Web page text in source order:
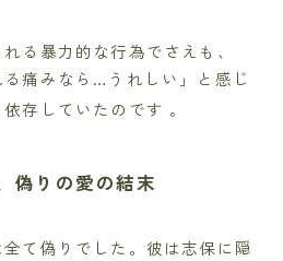
る暴力的な行為でさえも、
る痛みなら…うれしい」と感じ
存していたのです 。
偽りの愛の結末
て偽りでした。彼は志保に隠